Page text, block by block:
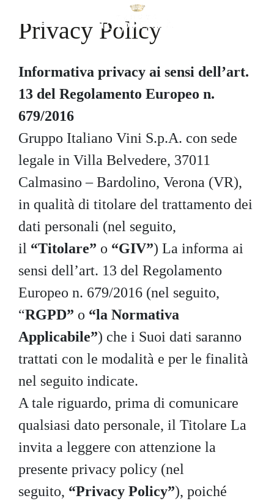
Privacy Policy
Informativa privacy ai sensi dell’art.
13 del Regolamento Europeo n.
679/2016
Gruppo Italiano Vini S.p.A. con sede
legale in Villa Belvedere, 37011
Calmasino – Bardolino, Verona (VR),
in qualità di titolare del trattamento dei
dati personali (nel seguito,
il “Titolare” o “GIV”) La informa ai
sensi dell’art. 13 del Regolamento
Europeo n. 679/2016 (nel seguito,
“RGPD” o “la Normativa
Applicabile”) che i Suoi dati saranno
trattati con le modalità e per le finalità
nel seguito indicate.
A tale riguardo, prima di comunicare
qualsiasi dato personale, il Titolare La
invita a leggere con attenzione la
presente privacy policy (nel
seguito, “Privacy Policy”), poiché